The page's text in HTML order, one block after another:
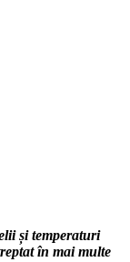
și temperaturi
în mai multe